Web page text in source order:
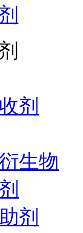
剂
生物
剂